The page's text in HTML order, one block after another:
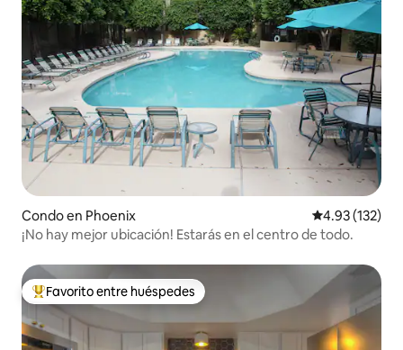
Condo en Phoenix Calificación
4.93 (132)
¡No hay mejor ubicación! Estarás en el centro de todo.
Favorito entre huéspedes preferido
Favorito entre huéspedes